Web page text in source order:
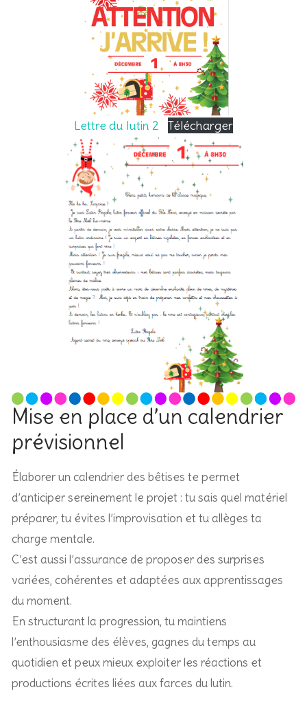
Lettre du lutin 2 Télécharger
Mise en place d’un calendrier
prévisionnel
Élaborer un calendrier des bêtises te permet
d’anticiper sereinement le projet : tu sais quel matériel
préparer, tu évites l’improvisation et tu allèges ta
charge mentale.
C’est aussi l’assurance de proposer des surprises
variées, cohérentes et adaptées aux apprentissages
du moment.
En structurant la progression, tu maintiens
l’enthousiasme des élèves, gagnes du temps au
quotidien et peux mieux exploiter les réactions et
productions écrites liées aux farces du lutin.